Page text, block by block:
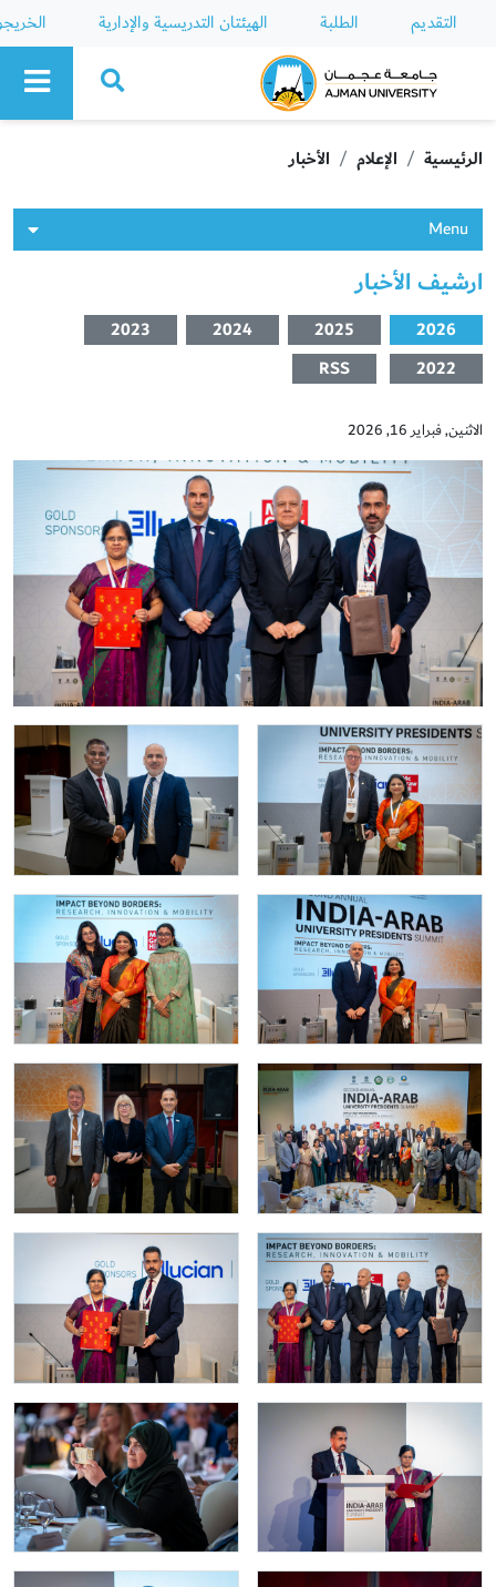
التقديم الطلبة الهيئتان التدريسية والإدارية
Ajman University
الرئيسية الإعلام الأخبار
Menu
ارشيف الأخبار
2026
2025
2024
2023
2022
RSS
الاثنين, فبراير 16, 2026